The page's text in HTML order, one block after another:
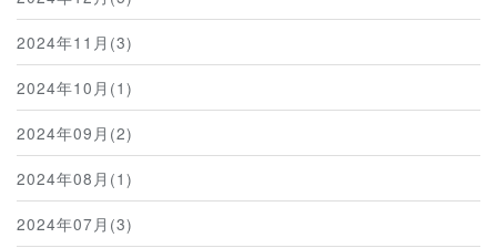
2024年11月(3)
2024年10月(1)
2024年09月(2)
2024年08月(1)
2024年07月(3)